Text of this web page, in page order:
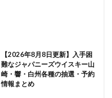
【2026年8月8日更新】入手困
難なジャパニーズウイスキー山
崎・響・白州各種の抽選・予約
情報まとめ